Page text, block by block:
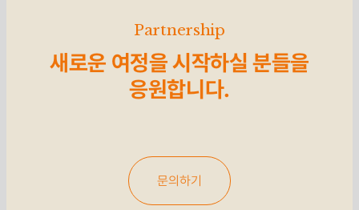
Partnership
새로운 여정을 시작하실 분들을
응원합니다.
문의하기